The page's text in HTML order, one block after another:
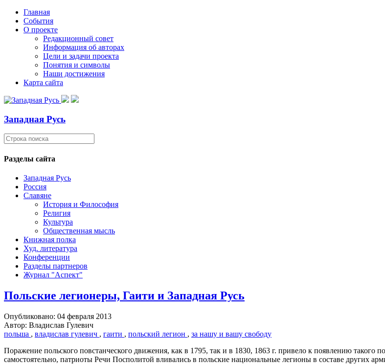
Главная
События
О проекте
Редакционный совет
Информация об авторах
Цели и задачи проекта
Понятия и символы
Наши достижения
Карта сайта
Западная Русь
Разделы сайта
Западная Русь
Россия
Славяне
История и Философия
Религия
Культура
Общественная мысль
Книжная полка
Худ. литература
Конференции
Разделы партнеров
Журнал "Аспект"
Польские легионеры, Гаити и Западная Русь
Опубликовано: 04 февраля 2013
Автор: Владислав Гулевич
польша , владислав гулевич , гаити , польский легион , за нашу и вашу свободу
Поражение польского повстанческого движения, как в 1795, так и в 1830, 1863 г. привело к появлению такого
самостоятельно, патриоты Речи Посполитой вливались в польские национальные легионы в составе других